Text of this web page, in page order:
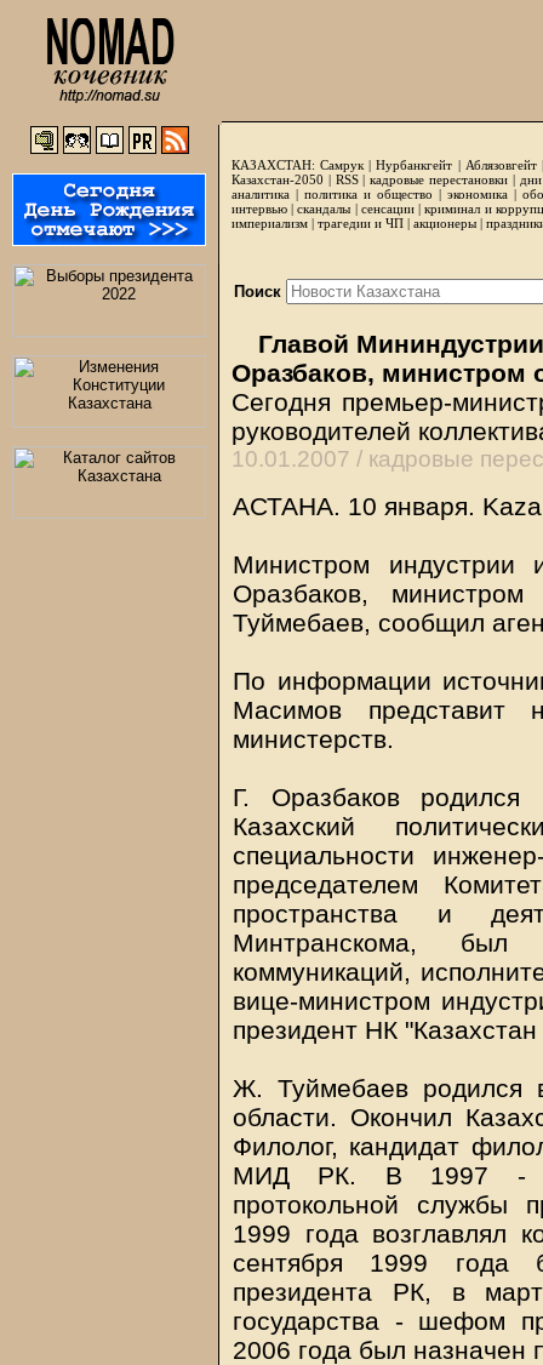
КАЗАХСТАН: Самрук |Нурбанкгейт | Аблязовгейт
Казахстан-2050 | RSS|кадровые перестановки|
аналитика | политика и общество | экономика |
интервью |скандалы | сенсации|криминал и
империализм | трагедии и ЧП | акционеры |
Поиск
Главой
Оразбаков, министром
Сегодня премьер-
руководителей
10.01.2007 / кадровые
АСТАНА. 10 января.
Министром индустрии
Оразбаков,
Туймебаев, сообщил
По информации
Масимов представит
министерств.
Г. Оразбаков
Казахский
специальности
председателем
пространства и
Минтранскома, был
коммуникаций,
вице-министром
президент НК
Ж. Туймебаев родился
области. Окончил
Филолог, кандидат
МИД РК. В 1997 -
протокольной службы
1999 года возглавлял
сентября 1999 года
президента РК, в
государства - шефом
2006 года был назначен